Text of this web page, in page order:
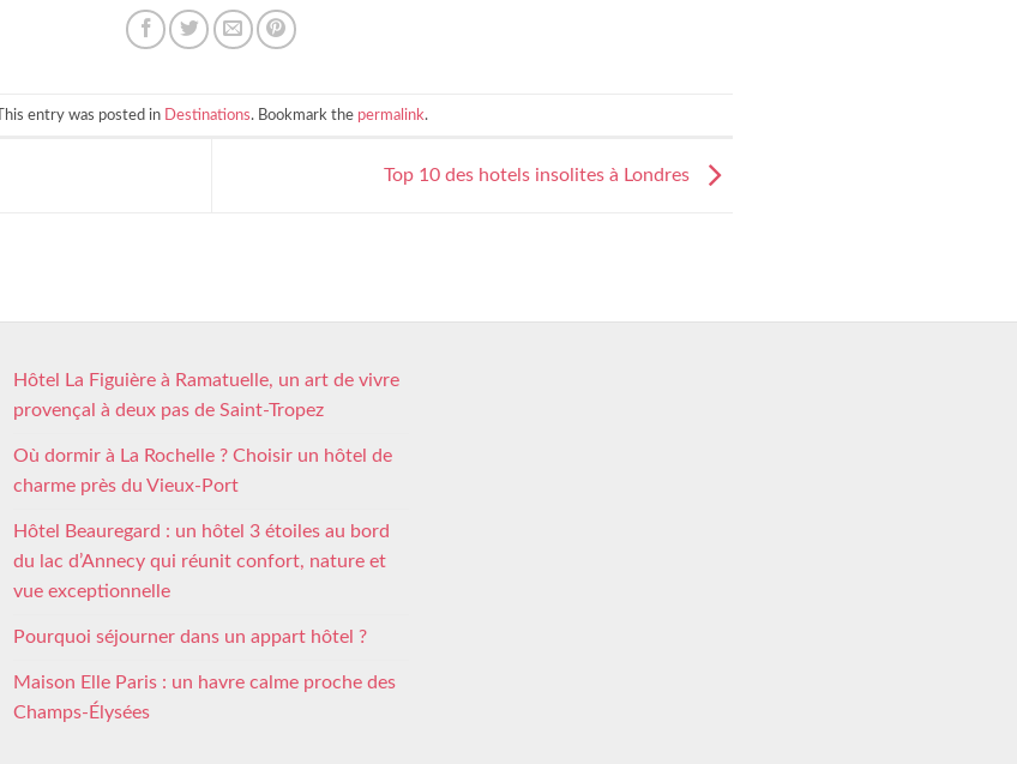
This entry was posted in Destinations. Bookmark the permalink.
Top 10 des hotels insolites à Londres
Hôtel La Figuière à Ramatuelle, un art de vivre
provençal à deux pas de Saint-Tropez
Où dormir à La Rochelle ? Choisir un hôtel de
charme près du Vieux-Port
Hôtel Beauregard : un hôtel 3 étoiles au bord
du lac d’Annecy qui réunit confort, nature et
vue exceptionnelle
Pourquoi séjourner dans un appart hôtel ?
Maison Elle Paris : un havre calme proche des
Champs-Élysées